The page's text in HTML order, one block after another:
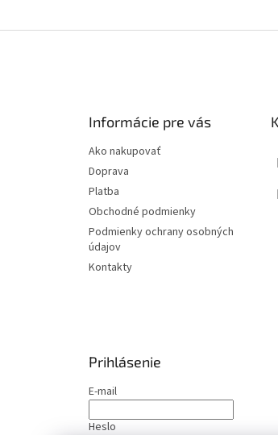
Informácie pre vás
Ako nakupovať
Doprava
Platba
Obchodné podmienky
Podmienky ochrany osobných
údajov
Kontakty
Prihlásenie
E-mail
Heslo